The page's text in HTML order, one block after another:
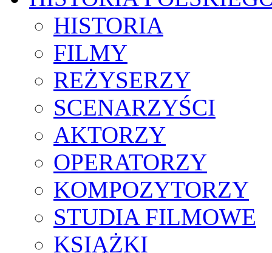
HISTORIA
FILMY
REŻYSERZY
SCENARZYŚCI
AKTORZY
OPERATORZY
KOMPOZYTORZY
STUDIA FILMOWE
KSIĄŻKI